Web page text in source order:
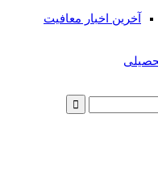
آخرین اخبار معافیت